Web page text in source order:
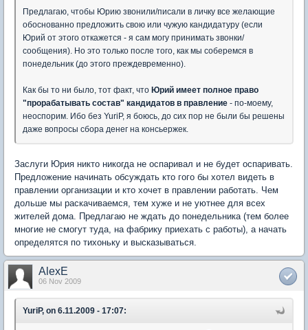
Предлагаю, чтобы Юрию звонили/писали в личку все желающие
обоснованно предложить свою или чужую кандидатуру (если
Юрий от этого откажется - я сам могу принимать звонки/
сообщения). Но это только после того, как мы соберемся в
понедельник (до этого преждевременно).
Как бы то ни было, тот факт, что Юрий имеет полное право
"прорабатывать состав" кандидатов в правление - по-моему,
неоспорим. Ибо без YuriP, я боюсь, до сих пор не были бы решены
даже вопросы сбора денег на консьержек.
Заслуги Юрия никто никогда не оспаривал и не будет оспаривать.
Предложение начинать обсуждать кто гого бы хотел видеть в
правлении организации и кто хочет в правлении работать. Чем
дольше мы раскачиваемся, тем хуже и не уютнее для всех
жителей дома. Предлагаю не ждать до понедельника (тем более
многие не смогут туда, на фабрику приехать с работы), а начать
определятся по тихоньку и высказываться.
AlexE
06 Nov 2009
YuriP, on 6.11.2009 - 17:07: